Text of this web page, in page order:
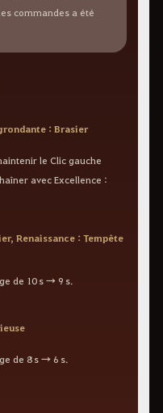
commandes a été
: Brasier
le Clic gauche
avec Excellence :
Renaissance : Tempête
de 10 s → 9 s.
de 8 s → 6 s.